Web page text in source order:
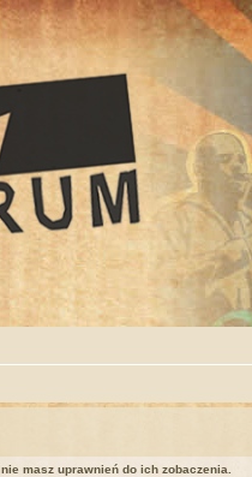
masz uprawnień do ich zobaczenia.